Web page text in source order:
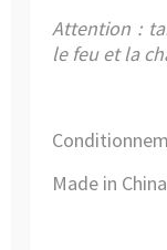
Attention :
le feu et la
Made in China